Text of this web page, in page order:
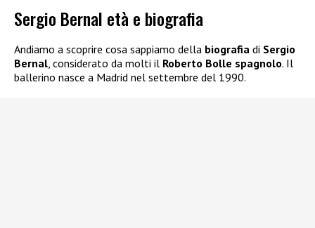
Sergio Bernal età e biografia
Andiamo a scoprire cosa sappiamo della biografia di Sergio
Bernal, considerato da molti il Roberto Bolle spagnolo. Il
ballerino nasce a Madrid nel settembre del 1990.